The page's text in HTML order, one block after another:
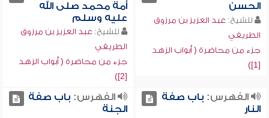
الحسن
للشيخ: عبد العزيز بن مرزوق
الطريفي
جزء من محاضرة ( أبواب الزهد
[1])
أمة محمد صلى الله
عليه وسلم
للشيخ: عبد العزيز بن مرزوق
الطريفي
جزء من محاضرة ( أبواب الزهد
[2])
الفهرس: باب صفة
النار
الفهرس: باب صفة
الجنة